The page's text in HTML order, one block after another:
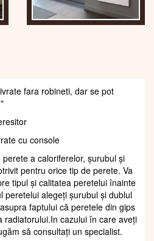
fara robineti, dar se pot
cu console
a caloriferelor, șurubul și
pentru orice tip de perete. Va
tipul și calitatea peretelui înainte
peretelui alegeți șurubul și dublul
faptului că peretele din gips
radiatorului.In cazului în care aveți
să consultați un specialist.